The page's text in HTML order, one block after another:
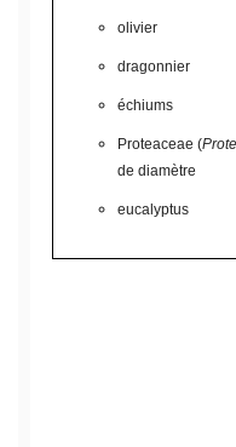
olivier
dragonnier
échiums
Proteaceae (
de diamètre
eucalyptus